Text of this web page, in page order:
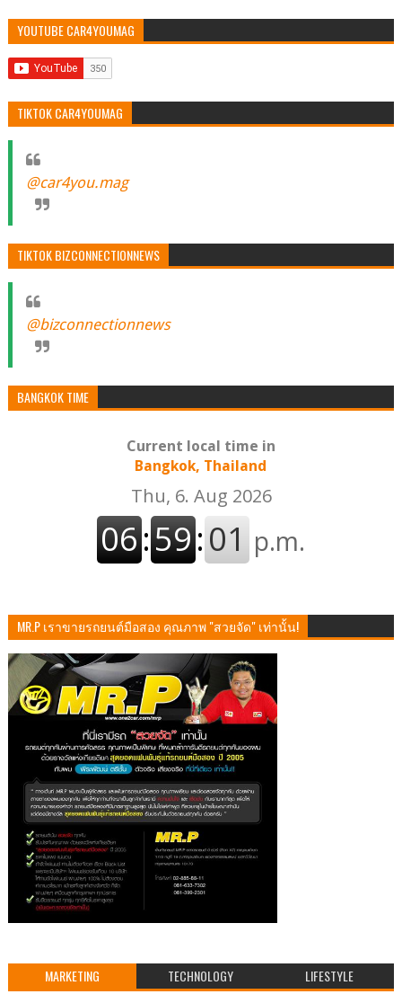
YOUTUBE CAR4YOUMAG
TIKTOK CAR4YOUMAG
@car4you.mag
TIKTOK BIZCONNECTIONNEWS
@bizconnectionnews
BANGKOK TIME
Current local time in
Bangkok, Thailand
MR.P เราขายรถยนต์มือสอง คุณภาพ "สวยจัด" เท่านั้น!
MARKETING TECHNOLOGY LIFESTYLE